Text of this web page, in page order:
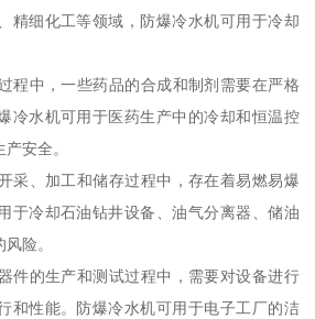
精细化工等领域，防爆冷水机可用于冷却
程中，一些药品的合成和制剂需要在严格
冷水机可用于医药生产中的冷却和恒温控
安全。
采、加工和储存过程中，存在着易燃易爆
于冷却石油钻井设备、油气分离器、储油
险。
件的生产和测试过程中，需要对设备进行
和性能。防爆冷水机可用于电子工厂的洁